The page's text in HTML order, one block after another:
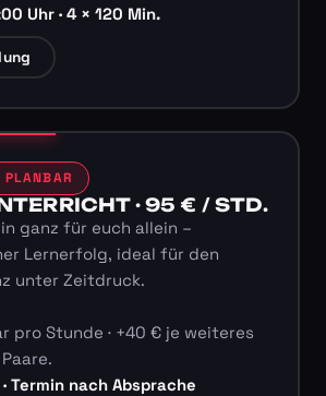
Uhr · 4 × 120 Min.
· 95 € / STD.
ganz für euch allein –
Lernerfolg, ideal für den
unter Zeitdruck.
pro Stunde · +40 € je weiteres
Termin nach Absprache